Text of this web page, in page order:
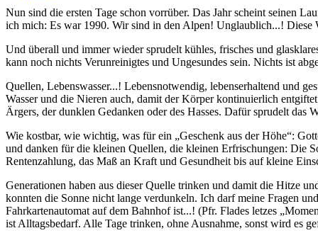
Nun sind die ersten Tage schon vorrüber. Das Jahr scheint seinen
ich mich: Es war 1990. Wir sind in den Alpen! Unglaublich...! Diese
Und überall und immer wieder sprudelt kühles, frisches und
kann noch nichts Verunreinigtes und Ungesundes sein. Nichts ist
Quellen, Lebenswasser...! Lebensnotwendig, lebenserhaltend und
Wasser und die Nieren auch, damit der Körper kontinuierlich
Ärgers, der dunklen Gedanken oder des Hasses. Dafür sprudelt das
Wie kostbar, wie wichtig, was für ein „Geschenk aus der Höhe“:
und danken für die kleinen Quellen, die kleinen Erfrischungen: Die
Rentenzahlung, das Maß an Kraft und Gesundheit bis auf kleine
Generationen haben aus dieser Quelle trinken und damit die Hitze
konnten die Sonne nicht lange verdunkeln. Ich darf meine Fragen
Fahrkartenautomat auf dem Bahnhof ist...! (Pfr. Flades letzes
ist Alltagsbedarf. Alle Tage trinken, ohne Ausnahme, sonst wird es